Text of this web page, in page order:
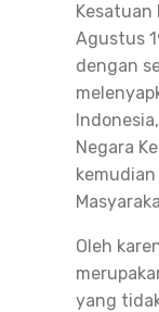
Kesatuan
Agustus
dengan
Negara
Oleh
yang